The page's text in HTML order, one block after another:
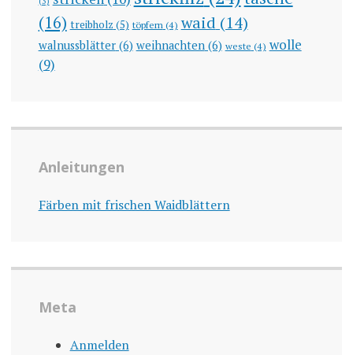
(16) treibholz (5) töpfern (4) waid (14)
walnussblätter(6) weihnachten(6) weste (4) wolle
(9)
Anleitungen
Färben mit frischen Waidblättern
Meta
Anmelden